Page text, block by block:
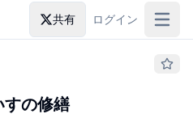
共有 ログイン
すの修繕